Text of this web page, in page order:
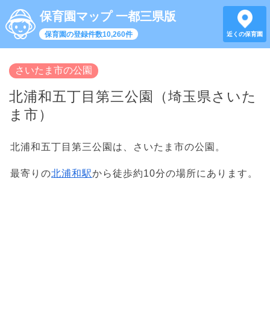
保育園マップ 一都三県版
保育園の登録件数10,260件 近くの保育園
さいたま市の公園
北浦和五丁目第三公園（埼玉県さいた
ま市）
北浦和五丁目第三公園は、さいたま市の公園。
最寄りの北浦和駅から徒歩約10分の場所にあります。